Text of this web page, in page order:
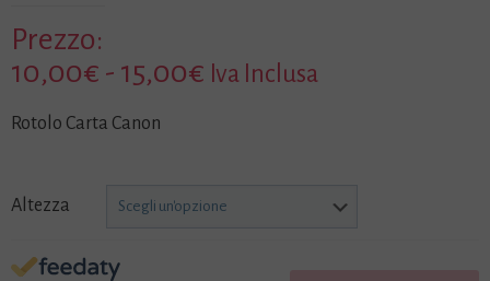
Prezzo:
10,00€ - 15,00€ Fascia
10,00€
Iva Inclusa
Rotolo Carta Canon
Altezza